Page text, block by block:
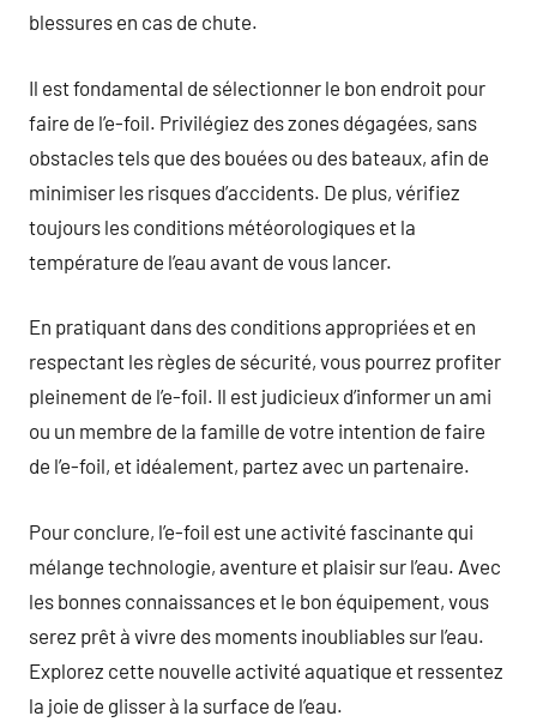
blessures en cas de chute.
Il est fondamental de sélectionner le bon endroit pour
faire de l’e-foil. Privilégiez des zones dégagées, sans
obstacles tels que des bouées ou des bateaux, afin de
minimiser les risques d’accidents. De plus, vérifiez
toujours les conditions météorologiques et la
température de l’eau avant de vous lancer.
En pratiquant dans des conditions appropriées et en
respectant les règles de sécurité, vous pourrez profiter
pleinement de l’e-foil. Il est judicieux d’informer un ami
ou un membre de la famille de votre intention de faire
de l’e-foil, et idéalement, partez avec un partenaire.
Pour conclure, l’e-foil est une activité fascinante qui
mélange technologie, aventure et plaisir sur l’eau. Avec
les bonnes connaissances et le bon équipement, vous
serez prêt à vivre des moments inoubliables sur l’eau.
Explorez cette nouvelle activité aquatique et ressentez
la joie de glisser à la surface de l’eau.